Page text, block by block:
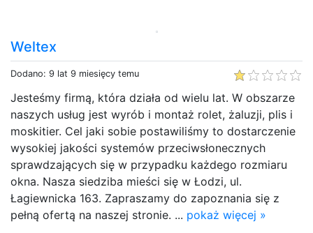
Weltex
Dodano: 9 lat 9 miesięcy temu
Jesteśmy firmą, która działa od wielu lat. W obszarze
naszych usług jest wyrób i montaż rolet, żaluzji, plis i
moskitier. Cel jaki sobie postawiliśmy to dostarczenie
wysokiej jakości systemów przeciwsłonecznych
sprawdzających się w przypadku każdego rozmiaru
okna. Nasza siedziba mieści się w Łodzi, ul.
Łagiewnicka 163. Zapraszamy do zapoznania się z
pełną ofertą na naszej stronie. ... pokaż więcej »